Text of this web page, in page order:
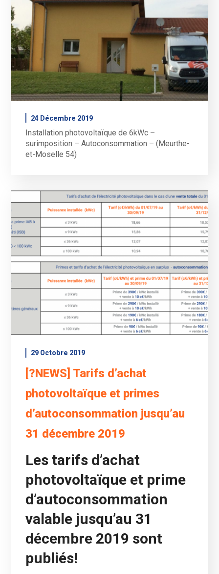
24 Décembre 2019
Installation photovoltaïque de 6kWc –
surimposition – Autoconsommation – (Meurthe-
et-Moselle 54)
29 Octobre 2019
[?NEWS] Tarifs d’achat
photovoltaïque et primes
d’autoconsommation jusqu’au
31 décembre 2019
Les tarifs d’achat
photovoltaïque et prime
d’autoconsommation
valable jusqu’au 31
décembre 2019 sont
publiés!